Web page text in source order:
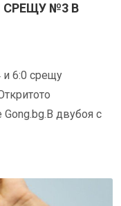
СРЕЩУ №3 В
и 6:0 срещу
двубоя с